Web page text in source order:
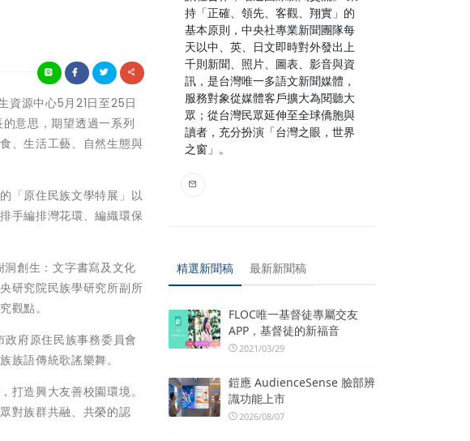
源中心5月21日至25日
意思，期望透過一系列
、生活工藝、自然生態與
「原住民族文學特展」以
手編排灣花環、編織環保
創生：文字書寫及文化
研究院民族學研究所副所
觀點。
府原住民族事務委員會
族語傳統歌謠樂舞。
打造興大友善校園環境。
對族群共融、共榮的認
持「正確、領先、客觀、翔實」的
基本原則，中央社專業新聞團隊每
天以中、英、日文即時對外發出上
千則新聞、照片、圖表、影音與資
訊，是台灣唯一多語文新聞媒體，
服務對象從媒體客戶擴大為閱聽大
眾；從台灣民眾延伸至全球僑胞與
讀者，充分扮演「台灣之眼，世界
之窗」。
精選新聞稿 最新新聞稿
FLOC唯一基督徒專屬交友
APP，基督徒的新福音
2021/03/29
鎧應 AudienceSense 臉部辨
識功能上市
2026/08/07